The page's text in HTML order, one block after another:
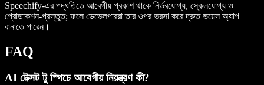
Speechify-এর পদ্ধতিতে আবেগীয় প্রকাশ থাকে নির্ভরযোগ্য, স্কেলযোগ্য ও
প্রোডাকশন-প্রস্তুত; ফলে ডেভেলপাররা তার ওপর ভরসা করে দ্রুত ভয়েস অ্যাপ
বানাতে পারেন।
FAQ
AI টেক্সট টু স্পিচে আবেগীয় নিয়ন্ত্রণ কী?